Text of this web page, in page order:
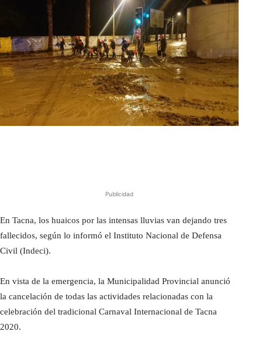
Publicidad
En Tacna, los huaicos por las intensas lluvias van dejando tres
fallecidos, según lo informó el Instituto Nacional de Defensa
Civil (Indeci).
En vista de la emergencia, la Municipalidad Provincial anunció
la cancelación de todas las actividades relacionadas con la
celebración del tradicional Carnaval Internacional de Tacna
2020.